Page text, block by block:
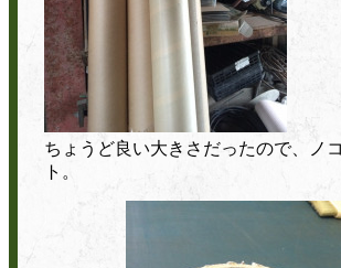
ちょうど良い大きさだったので、ノ
ト。